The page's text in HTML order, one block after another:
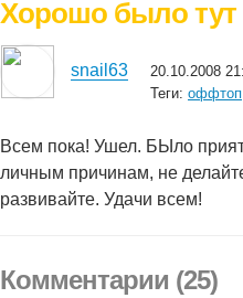
Хорошо было тут
snail63 20.10.2008
Теги: оффтоп
Всем пока! Ушел. БЫло
личным причинам, не
развивайте. Удачи всем!
Комментарии (25)